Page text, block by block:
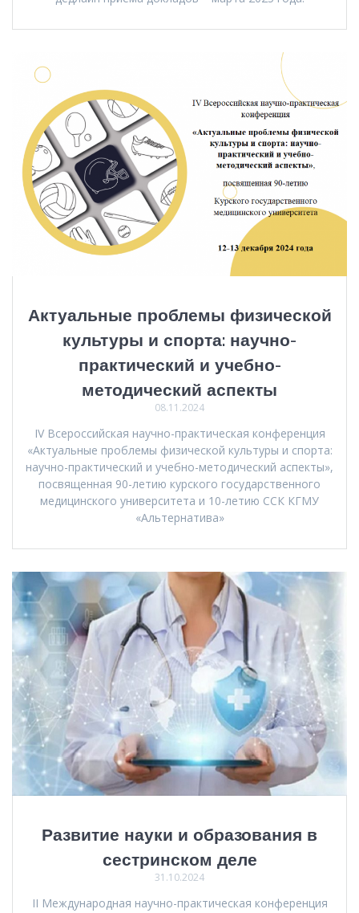
Актуальные проблемы физической
культуры и спорта: научно-
практический и учебно-
методический аспекты
08.11.2024
IV Всероссийская научно-практическая конференция
«Актуальные проблемы физической культуры и спорта:
научно-практический и учебно-методический аспекты»,
посвященная 90-летию курского государственного
медицинского университета и 10-летию ССК КГМУ
«Альтернатива»
Развитие науки и образования в
сестринском деле
31.10.2024
II Международная научно-практическая конференция